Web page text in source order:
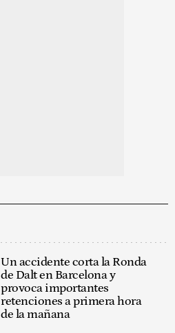
Un accidente corta la Ronda
de Dalt en Barcelona y
provoca importantes
retenciones a primera hora
de la mañana